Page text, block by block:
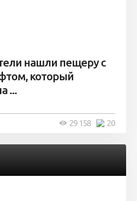
нашли пещеру с
который
...
20
29 158